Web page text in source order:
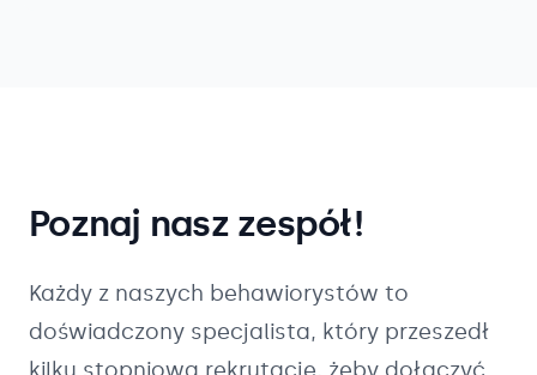
Poznaj nasz zespół!
Każdy z naszych behawiorystów to
doświadczony specjalista, który przeszedł